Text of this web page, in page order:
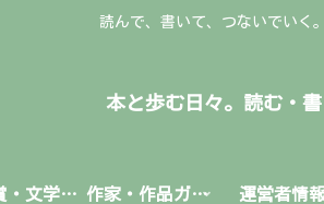
読んで、書いて、つないでいく
本と歩む日々。読む・
文学賞・文学情報 作家・作品ガイド 運営者情